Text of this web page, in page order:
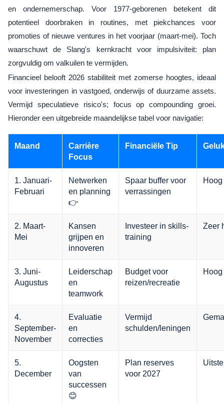
en ondernemerschap. Voor 1977-geborenen betekent dit
potentieel doorbraken in routines, met piekchances voor
promoties of nieuwe ventures in het voorjaar (maart-mei). Toch
waarschuwt de Slang's kernkracht voor impulsiviteit: plan
zorgvuldig om valkuilen te vermijden.
Financieel belooft 2026 stabiliteit met zomerse hoogtes, ideaal
voor investeringen in vastgoed, onderwijs of duurzame assets.
Vermijd speculatieve risico's; focus op compounding groei.
Hieronder een uitgebreide maandelijkse tabel voor navigatie:
Maand
Carrière
Focus
Financiële Tip
1. Januari-
Februari
Netwerken
en planning
👉
Spaar buffer voor
verrassingen
Hoog
2. Maart-
Mei
Kansen
grijpen en
innoveren
Investeer in skills-
training
Zeer
3. Juni-
Augustus
Leiderschap
en
teamwork
Budget voor
reizen/recreatie
Hoog
4.
September-
November
Evaluatie
en
correcties
Vermijd
schulden/leningen
5.
December
Oogsten
van
successen
😊
Plan reserves
voor 2027